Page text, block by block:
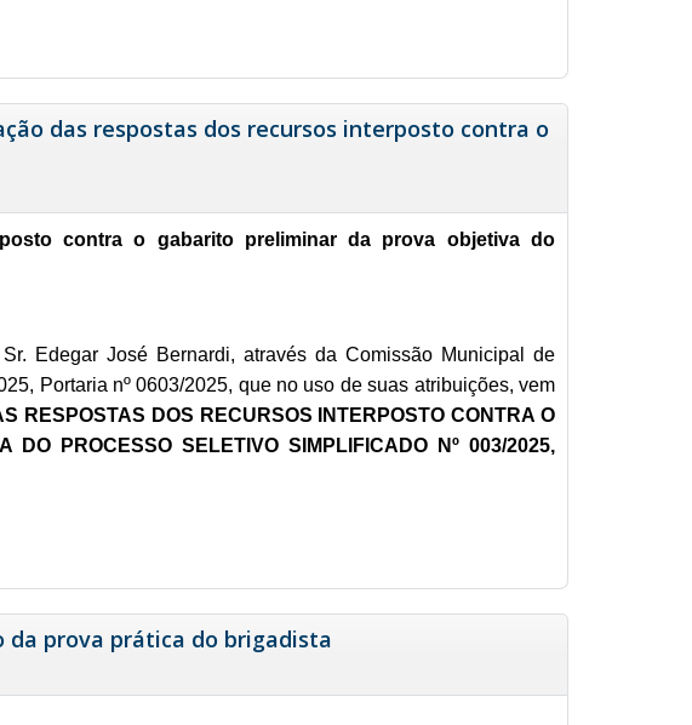
das respostas dos recursos interposto contra o
contra o gabarito preliminar da prova objetiva do
Edegar José Bernardi, através da Comissão Municipal de
Portaria nº 0603/2025, que no uso de suas atribuições, vem
RESPOSTAS DOS RECURSOS INTERPOSTO CONTRA O
DO PROCESSO SELETIVO SIMPLIFICADO Nº 003/2025,
da prova prática do brigadista